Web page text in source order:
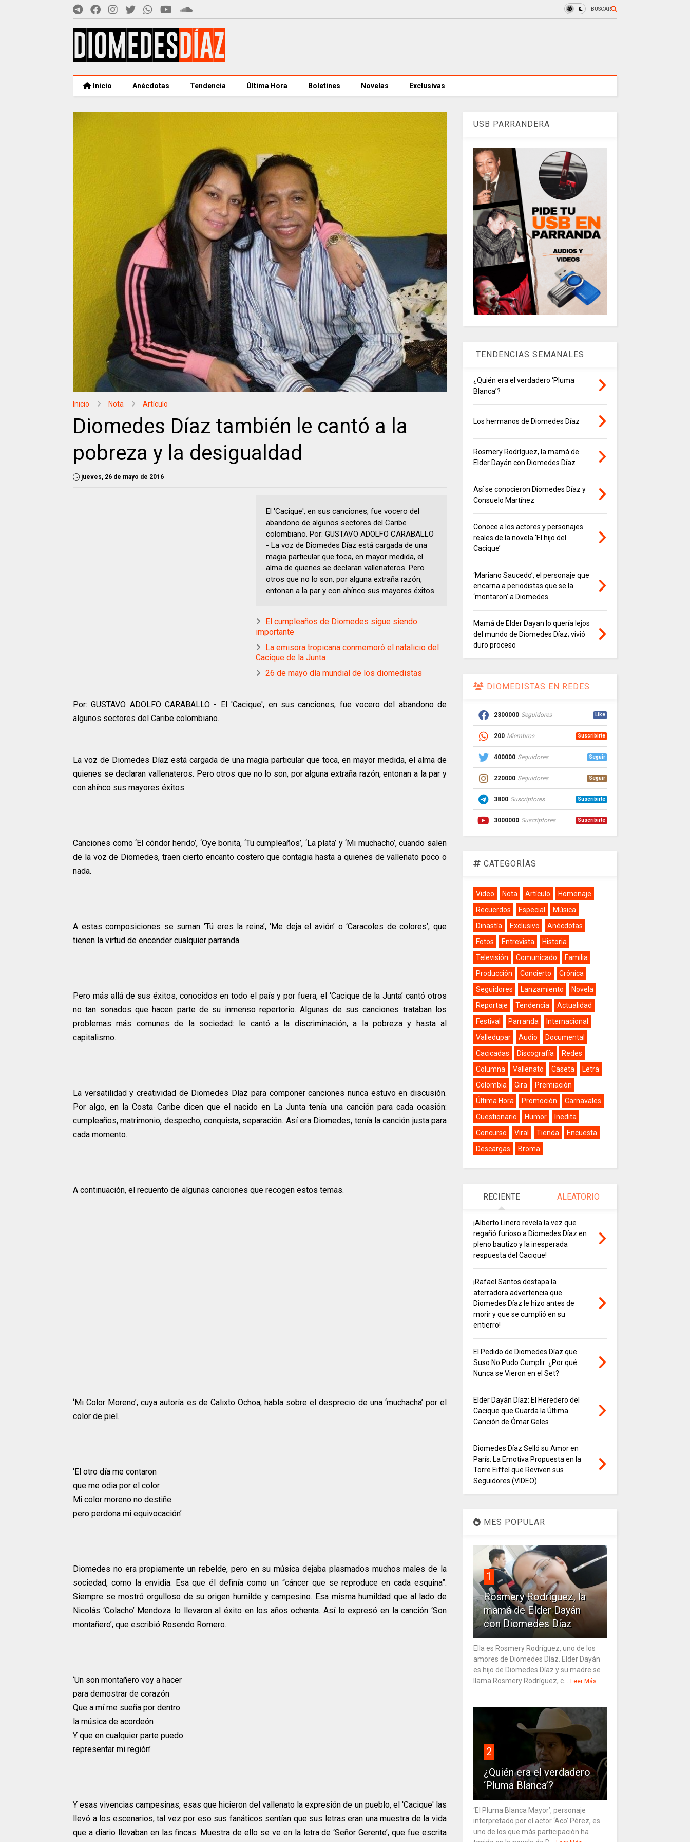
BUSCAR
Inicio Anécdotas Tendencia Última Hora Boletines Novelas Exclusivas
Inicio Nota Artículo
Diomedes Díaz también le cantó a la
pobreza y la desigualdad
jueves, 26 de mayo de 2016
El 'Cacique', en sus canciones, fue vocero del
abandono de algunos sectores del Caribe
colombiano. Por: GUSTAVO ADOLFO CARABALLO
- La voz de Diomedes Díaz está cargada de una
magia particular que toca, en mayor medida, el
alma de quienes se declaran vallenateros. Pero
otros que no lo son, por alguna extraña razón,
entonan a la par y con ahínco sus mayores éxitos.
El cumpleaños de Diomedes sigue siendo
importante
La emisora tropicana conmemoró el natalicio del
Cacique de la Junta
26 de mayo día mundial de los diomedistas
Por: GUSTAVO ADOLFO CARABALLO - El 'Cacique', en sus canciones, fue vocero del abandono de
algunos sectores del Caribe colombiano.
La voz de Diomedes Díaz está cargada de una magia particular que toca, en mayor medida, el alma de
quienes se declaran vallenateros. Pero otros que no lo son, por alguna extraña razón, entonan a la par y
con ahínco sus mayores éxitos.
Canciones como ‘El cóndor herido’, ‘Oye bonita, ‘Tu cumpleaños’, ‘La plata’ y ‘Mi muchacho’, cuando salen
de la voz de Diomedes, traen cierto encanto costero que contagia hasta a quienes de vallenato poco o
nada.
A estas composiciones se suman ‘Tú eres la reina’, ‘Me deja el avión’ o ‘Caracoles de colores’, que
tienen la virtud de encender cualquier parranda.
Pero más allá de sus éxitos, conocidos en todo el país y por fuera, el ‘Cacique de la Junta’ cantó otros
no tan sonados que hacen parte de su inmenso repertorio. Algunas de sus canciones trataban los
problemas más comunes de la sociedad: le cantó a la discriminación, a la pobreza y hasta al
capitalismo.
La versatilidad y creatividad de Diomedes Díaz para componer canciones nunca estuvo en discusión.
Por algo, en la Costa Caribe dicen que el nacido en La Junta tenía una canción para cada ocasión:
cumpleaños, matrimonio, despecho, conquista, separación. Así era Diomedes, tenía la canción justa para
cada momento.
A continuación, el recuento de algunas canciones que recogen estos temas.
‘Mi Color Moreno’, cuya autoría es de Calixto Ochoa, habla sobre el desprecio de una ‘muchacha’ por el
color de piel.
‘El otro día me contaron
que me odia por el color
Mi color moreno no destiñe
pero perdona mi equivocación’
Diomedes no era propiamente un rebelde, pero en su música dejaba plasmados muchos males de la
sociedad, como la envidia. Esa que él definía como un “cáncer que se reproduce en cada esquina”.
Siempre se mostró orgulloso de su origen humilde y campesino. Esa misma humildad que al lado de
Nicolás ‘Colacho’ Mendoza lo llevaron al éxito en los años ochenta. Así lo expresó en la canción ‘Son
montañero’, que escribió Rosendo Romero.
‘Un son montañero voy a hacer
para demostrar de corazón
Que a mí me sueña por dentro
la música de acordeón
Y que en cualquier parte puedo
representar mi región’
Y esas vivencias campesinas, esas que hicieron del vallenato la expresión de un pueblo, el 'Cacique' las
llevó a los escenarios, tal vez por eso sus fanáticos sentían que sus letras eran una muestra de la vida
que a diario llevaban en las fincas. Muestra de ello se ve en la letra de ‘Señor Gerente’, que fue escrita
USB PARRANDERA
TENDENCIAS SEMANALES
¿Quién era el verdadero ‘Pluma
Blanca’?
Los hermanos de Diomedes Díaz
Rosmery Rodríguez, la mamá de
Elder Dayán con Diomedes Díaz
Así se conocieron Diomedes Díaz y
Consuelo Martínez
Conoce a los actores y personajes
reales de la novela ‘El hijo del
Cacique’
‘Mariano Saucedo’, el personaje que
encarna a periodistas que se la
‘montaron’ a Diomedes
Mamá de Elder Dayan lo quería lejos
del mundo de Diomedes Díaz; vivió
duro proceso
DIOMEDISTAS EN REDES
2300000 Seguidores Like
200 Miembros Suscribirte
400000 Seguidores Seguir
220000 Seguidores Seguir
3800 Suscriptores Suscribirte
3000000 Suscriptores Suscribirte
CATEGORÍAS
Video Nota Artículo
Homenaje
Recuerdos
Especial
Música
Dinastía
Exclusivo
Anécdotas
Fotos
Entrevista
Historia
Televisión
Comunicado
Familia
Producción
Concierto
Crónica
Seguidores
Lanzamiento
Novela
Reportaje
Tendencia
Actualidad
Festival
Parranda
Internacional
Valledupar
Audio
Documental
Cacicadas
Discografía
Redes
Columna
Vallenato Caseta
Letra
Colombia
Gira
Premiación
Última Hora
Promoción
Carnavales
Cuestionario
Humor
Inedita
Concurso
Viral Tienda
Encuesta
Descargas
Broma
RECIENTE ALEATORIO
¡Alberto Linero revela la vez que
regañó furioso a Diomedes Díaz en
pleno bautizo y la inesperada
respuesta del Cacique!
¡Rafael Santos destapa la
aterradora advertencia que
Diomedes Díaz le hizo antes de
morir y que se cumplió en su
entierro!
El Pedido de Diomedes Díaz que
Suso No Pudo Cumplir: ¿Por qué
Nunca se Vieron en el Set?
Elder Dayán Díaz: El Heredero del
Cacique que Guarda la Última
Canción de Ómar Geles
Diomedes Díaz Selló su Amor en
París: La Emotiva Propuesta en la
Torre Eiffel que Reviven sus
Seguidores (VIDEO)
MES POPULAR
1
Rosmery Rodríguez, la
mamá de Elder Dayán
con Diomedes Díaz
Ella es Rosmery Rodríguez, uno de los
amores de Diomedes Díaz. Elder Dayán
es hijo de Diomedes Díaz y su madre se
llama Rosmery Rodríguez, c... Leer Más
2
¿Quién era el verdadero
‘Pluma Blanca’?
‘El Pluma Blanca Mayor’, personaje
interpretado por el actor ‘Aco’ Pérez, es
uno de los que más participación ha